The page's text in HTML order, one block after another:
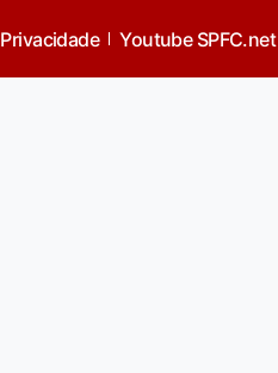
Privacidade Youtube SPFC.net